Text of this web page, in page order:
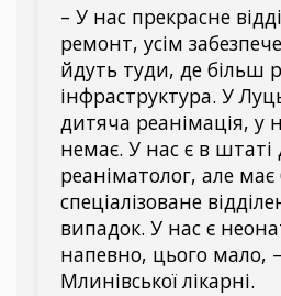
– У нас прекрасне
ремонт, усім
йдуть туди, де більш
інфраструктура. У
дитяча реанімація, у
немає. У нас є в
реаніматолог, але має
спеціалізоване
випадок. У нас є
напевно, цього мало,
Млинівської лікарні.